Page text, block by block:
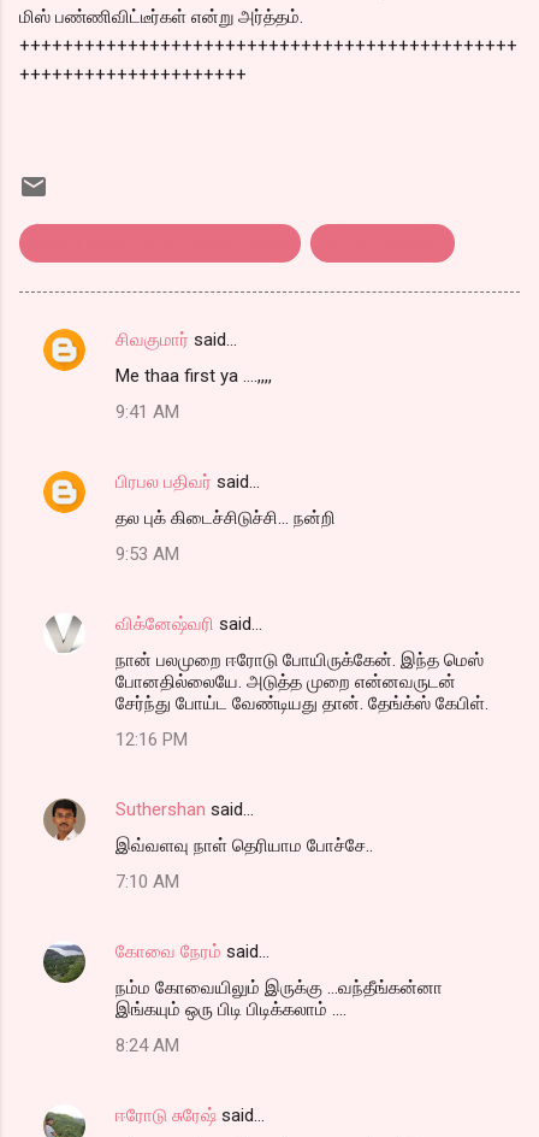
மிஸ் பண்ணிவிட்டீர்கள் என்று அர்த்தம்.
++++++++++++++++++++++++++++++++++++++++++++++
+++++++++++++++++++++
C
e
சிவகுமார் said…
Me thaa first ya ....,,,,
9:41 AM
பிரபல பதிவர் said…
தல புக் கிடைச்சிடுச்சி... நன்றி
9:53 AM
விக்னேஷ்வரி said…
நான் பலமுறை ஈரோடு போயிருக்கேன். இந்த மெஸ்
போனதில்லையே. அடுத்த முறை என்னவருடன்
சேர்ந்து போய்ட வேண்டியது தான். தேங்க்ஸ் கேபிள்.
12:16 PM
Suthershan said…
இவ்வளவு நாள் தெரியாம போச்சே..
7:10 AM
கோவை நேரம் said…
நம்ம கோவையிலும் இருக்கு ...வந்தீங்கன்னா
இங்கயும் ஒரு பிடி பிடிக்கலாம் ....
8:24 AM
ஈரோடு சுரேஷ் said…